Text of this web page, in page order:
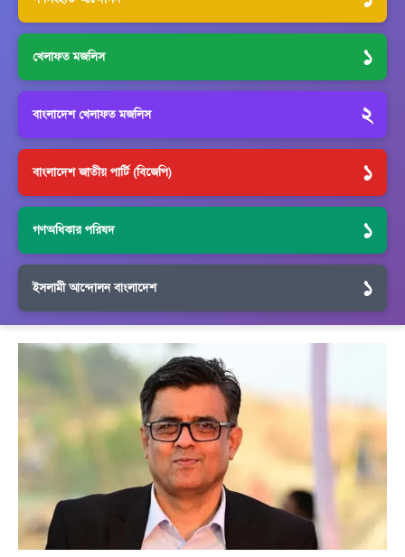
খেলাফত মজলিস ১
বাংলাদেশ খেলাফত মজলিস ২
বাংলাদেশ জাতীয় পার্টি (বিজেপি) ১
গণঅধিকার পরিষদ ১
ইসলামী আন্দোলন বাংলাদেশ ১